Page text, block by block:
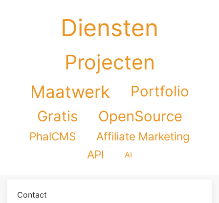
Diensten
Projecten
Maatwerk
Portfolio
Gratis
OpenSource
PhalCMS
Affiliate Marketing
API
AI
Contact